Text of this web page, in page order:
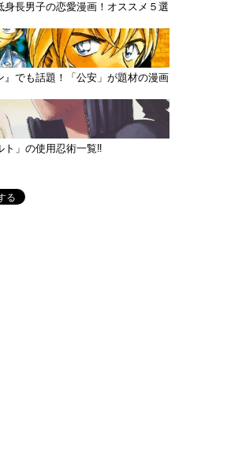
身長男子の恋愛漫画！オススメ５選
』でも話題！「公安」が題材の漫画
ト」の使用忍術一覧‼